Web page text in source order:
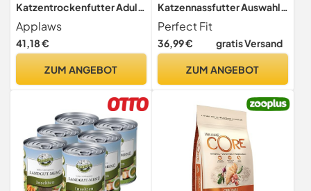
Katzentrockenfutter Adult,
Huhn mit Ente, getreidefrei
und komplett 7,5 kg (1
Packung)
Applaws
41,18 €
ZUM ANGEBOT
Katzennassfutter Auswahl
mit Lachs, Hochseefisch,
Rind und Huhn, 48
Portionsbeutel, 12x85g
Katzenfutter nass, für
Perfect Fit
36,99 € gratis Versand
ZUM ANGEBOT